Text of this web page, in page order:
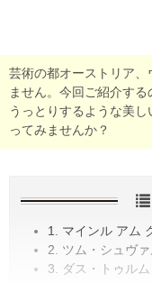
芸術の都オーストリア、
ません。今回ご紹介す
うっとりするような美
ってみませんか？
1. マインル アム
2. ツム・シュヴァ
3. ダス・トゥル